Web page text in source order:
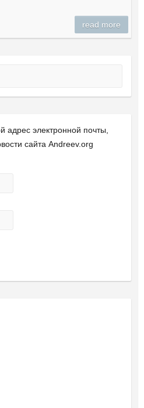
read more
​​адрес электронной почты,
сайта Andreev.org